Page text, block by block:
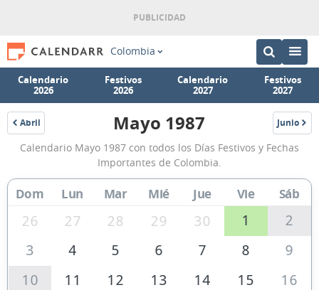
Colombia
Calendario
2026
Festivos
2026
Calendario
2027
Festivos
2027
Abril
1987
Calendario
Mayo
1987
de
Colombia
Mayo 1987 Junio
1987
Calendario Mayo 1987 con todos los Días Festivos y Fechas
Importantes de Colombia.
Dom Lun Mar Mié Jue Vie Sáb
26 27 28 29 30 1
2
3
4 5 6 7 8
9
10
11 12 13 14 15
16